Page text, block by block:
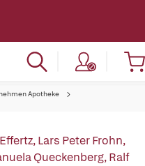
Apotheke
,Lars Peter Frohn,
Queckenberg,Ralf